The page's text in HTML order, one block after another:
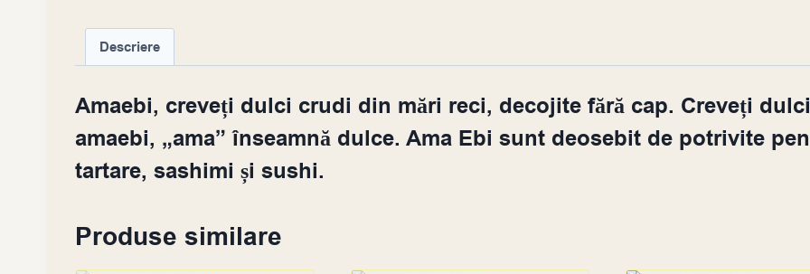
Descriere
Amaebi, creveți dulci crudi din mări reci, decojite fără cap. Creveți
amaebi, „ama” înseamnă dulce. Ama Ebi sunt deosebit de potrivite
tartare, sashimi și sushi.
Produse similare